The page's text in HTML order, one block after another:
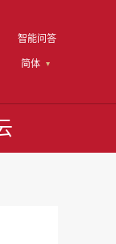
智能问答
简体